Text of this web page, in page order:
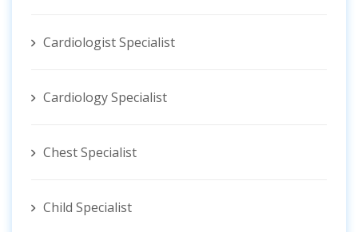
Cardiologist Specialist
Cardiology Specialist
Chest Specialist
Child Specialist